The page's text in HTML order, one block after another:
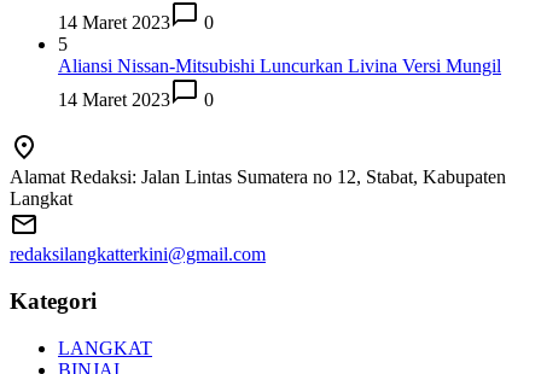
14 Maret 2023
0
5
Aliansi Nissan-Mitsubishi Luncurkan Livina Versi Mungil
14 Maret 2023
0
Alamat Redaksi: Jalan Lintas Sumatera no 12, Stabat, Kabupaten
Langkat
redaksilangkatterkini@gmail.com
Kategori
LANGKAT
BINJAI